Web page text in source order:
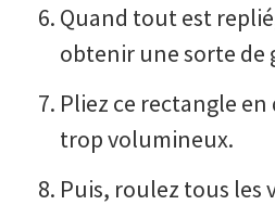
Quand tout est
obtenir une sorte de
Pliez ce rectangle
trop volumineux.
Puis, roulez tous les